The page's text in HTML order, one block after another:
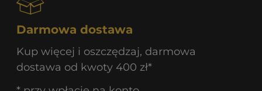
Darmowa dostawa
Kup więcej i oszczędzaj, darmowa
dostawa od kwoty 400 zł*